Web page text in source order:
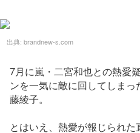
出典: brandnew-s.com
7月に嵐・二宮和也との熱愛
ンを一気に敵に回してしま
藤綾子。
とはいえ、熱愛が報じられ